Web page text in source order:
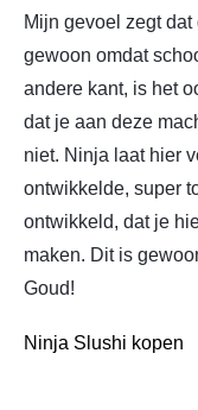
Mijn gevoel zegt
gewoon omdat
andere kant, is het
dat je aan deze
niet. Ninja laat hier
ontwikkelde, super
ontwikkeld, dat je
maken. Dit is
Goud!
Ninja Slushi kopen